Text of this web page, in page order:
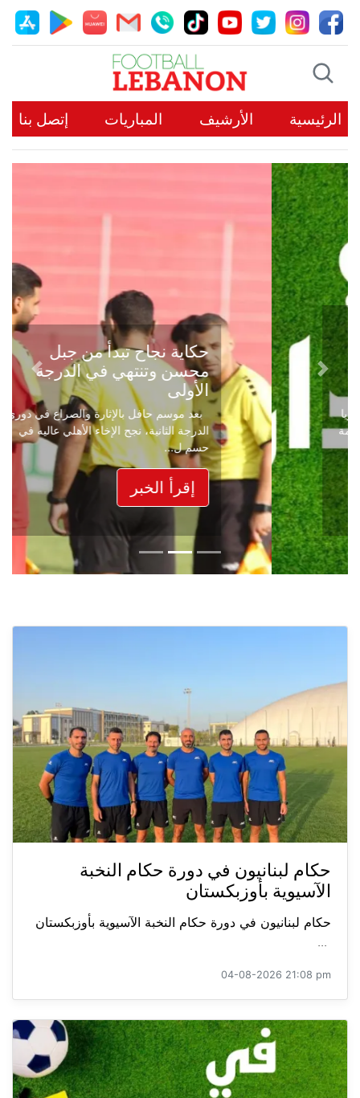
الرئيسية الأرشيف المباريات إتصل بنا
حكاية نجاح تبدأ من جبل
محسن وتنتهي في الدرجة
الأولى
بعد موسم حافل بالإثارة والصراع في دوري
الدرجة الثانية، نجح الإخاء الأهلي عاليه في
حسم ل...
إقرأ الخبر
Previous
Next
حكام لبنانيون في دورة حكام النخبة
الآسيوية بأوزبكستان
حكام لبنانيون في دورة حكام النخبة الآسيوية بأوزبكستان
...
04-08-2026 21:08 pm